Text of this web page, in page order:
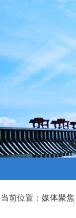
当前位置： 媒体聚焦